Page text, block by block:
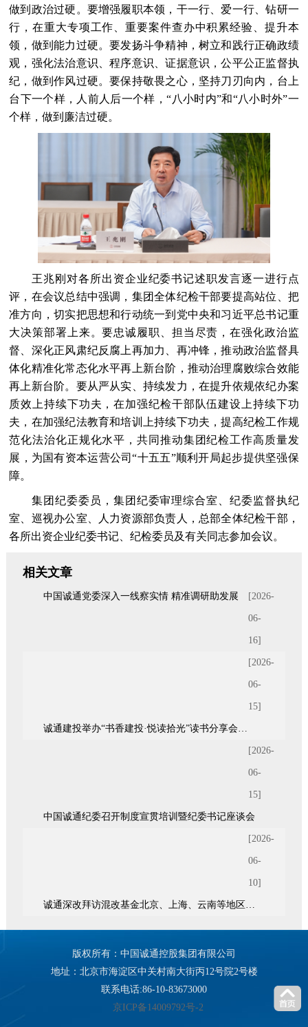
做到政治过硬。要增强履职本领，干一行、爱一行、钻研一
行，在重大专项工作、重要案件查办中积累经验、提升本
领，做到能力过硬。要发扬斗争精神，树立和践行正确政绩
观，强化法治意识、程序意识、证据意识，公平公正监督执
纪，做到作风过硬。要保持敬畏之心，坚持刀刃向内，台上
台下一个样，人前人后一个样，“八小时内”和“八小时外”一
个样，做到廉洁过硬。
王兆刚对各所出资企业纪委书记述职发言逐一进行点
评，在会议总结中强调，集团全体纪检干部要提高站位、把
准方向，切实把思想和行动统一到党中央和习近平总书记重
大决策部署上来。要忠诚履职、担当尽责，在强化政治监
督、深化正风肃纪反腐上再加力、再冲锋，推动政治监督具
体化精准化常态化水平再上新台阶，推动治理腐败综合效能
再上新台阶。要从严从实、持续发力，在提升依规依纪办案
质效上持续下功夫，在加强纪检干部队伍建设上持续下功
夫，在加强纪法教育和培训上持续下功夫，提高纪检工作规
范化法治化正规化水平，共同推动集团纪检工作高质量发
展，为国有资本运营公司“十五五”顺利开局起步提供坚强保
障。
集团纪委委员，集团纪委审理综合室、纪委监督执纪
室、巡视办公室、人力资源部负责人，总部全体纪检干部，
各所出资企业纪委书记、纪检委员及有关同志参加会议。
相关文章
[2026-
06-
16]
中国诚通党委深入一线察实情 精准调研助发展
[2026-
06-
15]
诚通建投举办“书香建投·悦读拾光”读书分享会暨青年统战座谈会
[2026-
06-
15]
中国诚通纪委召开制度宣贯培训暨纪委书记座谈会
[2026-
06-
10]
诚通深改拜访混改基金北京、上海、云南等地区7家股东单位
版权所有：中国诚通控股集团有限公司
地址：北京市海淀区中关村南大街丙12号院2号楼
联系电话:86-10-83673000
京ICP备14009792号-2